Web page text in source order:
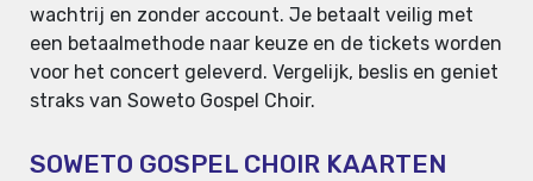
wachtrij en zonder account. Je betaalt veilig met
een betaalmethode naar keuze en de tickets worden
voor het concert geleverd. Vergelijk, beslis en geniet
straks van Soweto Gospel Choir.
SOWETO GOSPEL CHOIR KAARTEN